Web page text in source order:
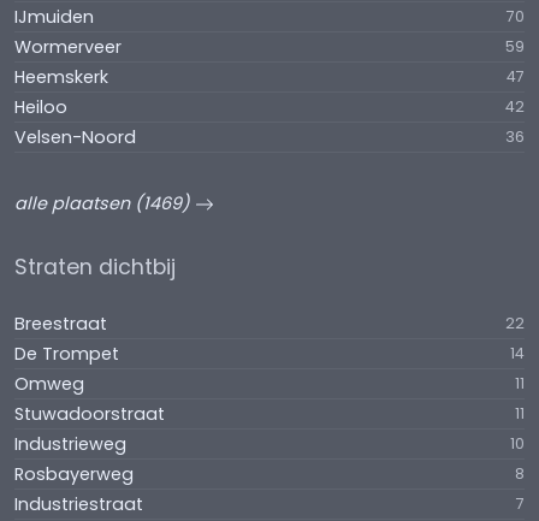
IJmuiden 70
Wormerveer 59
Heemskerk 47
Heiloo 42
Velsen-Noord 36
alle plaatsen (1469)
Straten dichtbij
Breestraat 22
De Trompet 14
Omweg 11
Stuwadoorstraat 11
Industrieweg 10
Rosbayerweg 8
Industriestraat 7